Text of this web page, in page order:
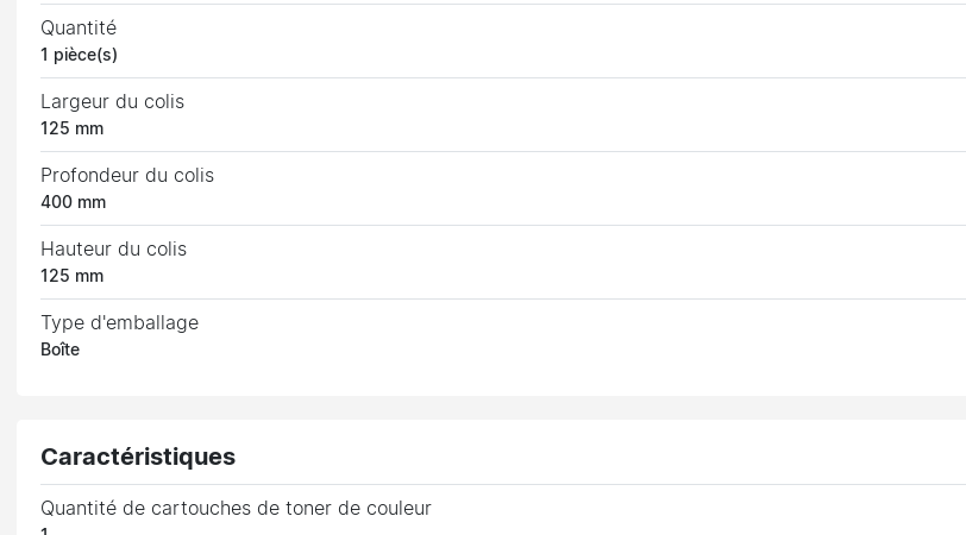
Quantité
1 pièce(s)
Largeur du colis
125 mm
Profondeur du colis
400 mm
Hauteur du colis
125 mm
Type d'emballage
Boîte
Caractéristiques
Quantité de cartouches de toner de couleur